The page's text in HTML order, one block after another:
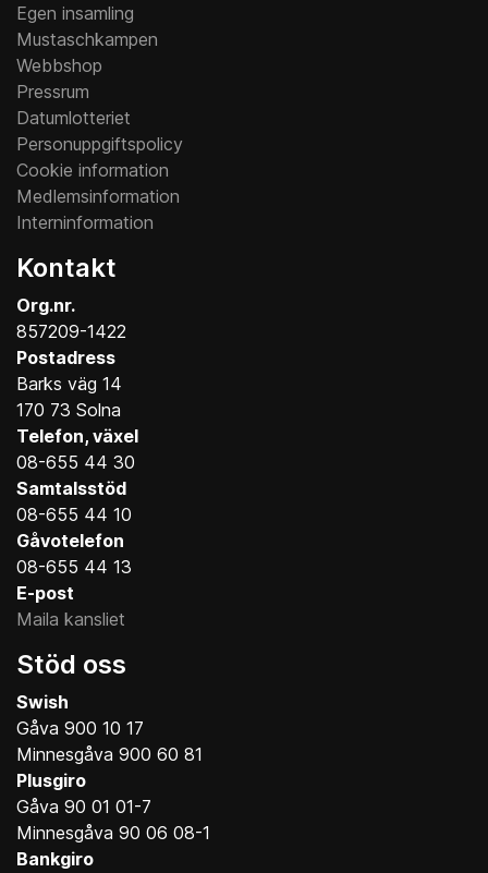
Egen insamling
Mustaschkampen
Webbshop
Pressrum
Datumlotteriet
Personuppgiftspolicy
Cookie information
Medlemsinformation
Interninformation
Kontakt
Org.nr.
857209-1422
Postadress
Barks väg 14
170 73 Solna
Telefon, växel
08-655 44 30
Samtalsstöd
08-655 44 10
Gåvotelefon
08-655 44 13
E-post
Maila kansliet
Stöd oss
Swish
Gåva 900 10 17
Minnesgåva 900 60 81
Plusgiro
Gåva 90 01 01-7
Minnesgåva 90 06 08-1
Bankgiro